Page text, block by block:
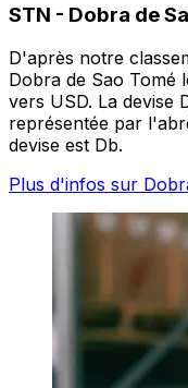
STN - Dobra de
D'après notre
Dobra de Sao Tomé
vers USD. La devise
représentée par
devise est Db.
Plus d'infos sur